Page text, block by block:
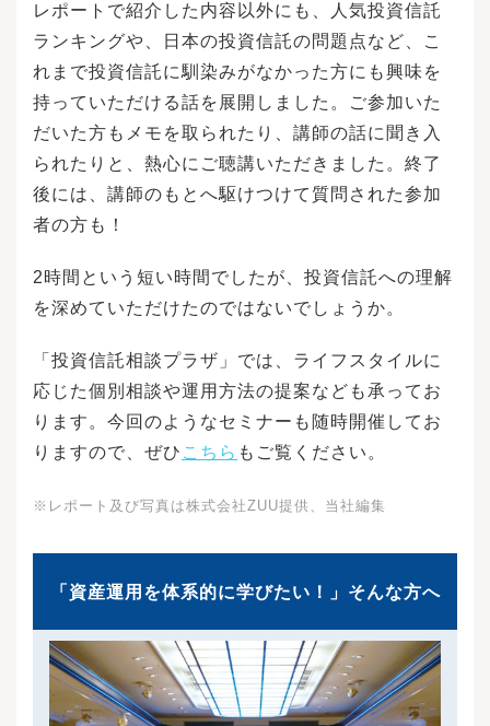
レポートで紹介した内容以外にも、人気投資信託
ランキングや、日本の投資信託の問題点など、こ
れまで投資信託に馴染みがなかった方にも興味を
持っていただける話を展開しました。ご参加いた
だいた方もメモを取られたり、講師の話に聞き入
られたりと、熱心にご聴講いただきました。終了
後には、講師のもとへ駆けつけて質問された参加
者の方も！
2時間という短い時間でしたが、投資信託への理解
を深めていただけたのではないでしょうか。
「投資信託相談プラザ」では、ライフスタイルに
応じた個別相談や運用方法の提案なども承ってお
ります。今回のようなセミナーも随時開催してお
りますので、ぜひ こちら もご覧ください。
※レポート及び写真は株式会社ZUU提供、当社編集
「資産運用を体系的に学びたい！」そんな方へ